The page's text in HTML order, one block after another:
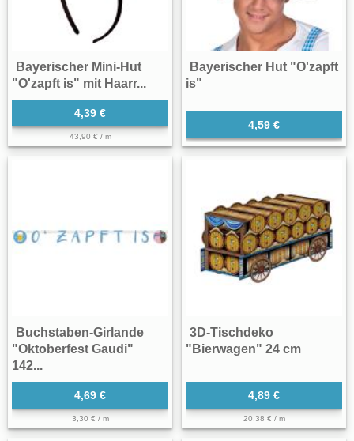
Bayerischer Mini-Hut
"O'zapft is" mit Haarr...
4,39 €
43,90 € / m
Bayerischer Hut "O'zapft
is"
4,59 €
Buchstaben-Girlande
"Oktoberfest Gaudi"
142...
4,69 €
3,30 € / m
3D-Tischdeko
"Bierwagen" 24 cm
4,89 €
20,38 € / m